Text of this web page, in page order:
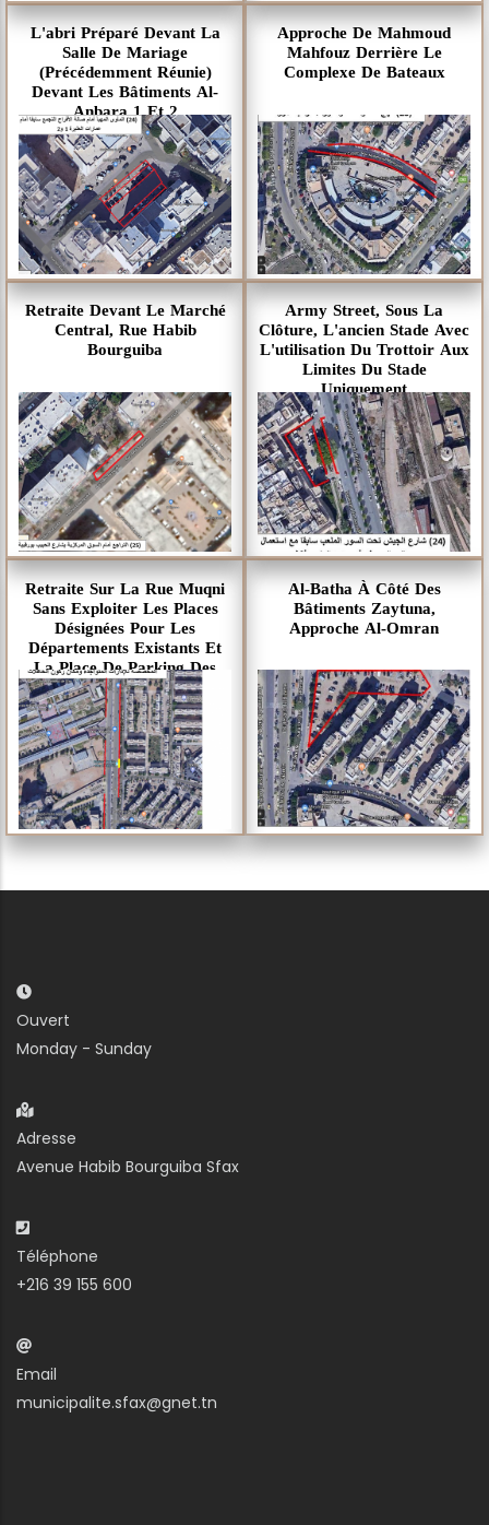
Approche De Mahmoud
Mahfouz Derrière Le
Complexe De Bateaux
L'abri Préparé Devant La
Salle De Mariage
(précédemment Réunie)
Devant Les Bâtiments Al-
Anbara 1 Et 2
Army Street, Sous La
Clôture, L'ancien Stade Avec
L'utilisation Du Trottoir Aux
Limites Du Stade
Uniquement
Retraite Devant Le Marché
Central, Rue Habib
Bourguiba
Al-Batha À Côté Des
Bâtiments Zaytuna,
Approche Al-Omran
Retraite Sur La Rue Muqni
Sans Exploiter Les Places
Désignées Pour Les
Départements Existants Et
La Place De Parking Des
Bus
Ouvert
Monday - Sunday
Adresse
Avenue Habib Bourguiba Sfax
Téléphone
+216 39 155 600
Email
municipalite.sfax@gnet.tn